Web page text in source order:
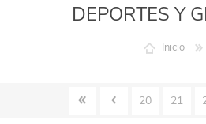
DEPORTES Y
Inicio
20 21